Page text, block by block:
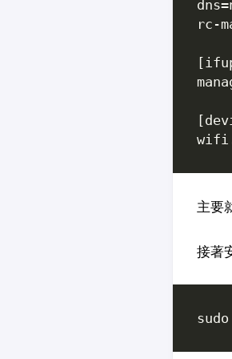
rc-
主要
接著